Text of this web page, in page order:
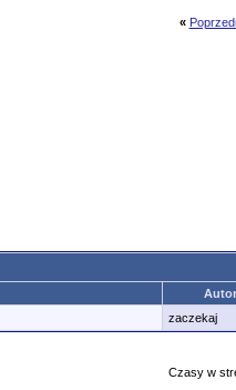
«
zaczekaj
Czasy w